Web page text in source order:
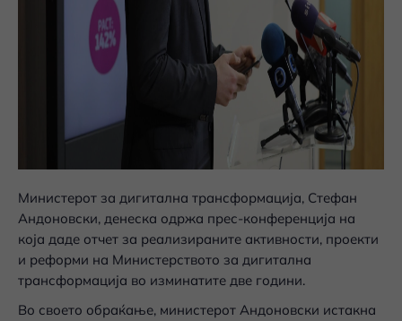
Министерот за дигитална трансформација, Стефан
Андоновски, денеска одржа прес-конференција на
која даде отчет за реализираните активности, проекти
и реформи на Министерството за дигитална
трансформација во изминатите две години.
Во своето обраќање, министерот Андоновски истакна